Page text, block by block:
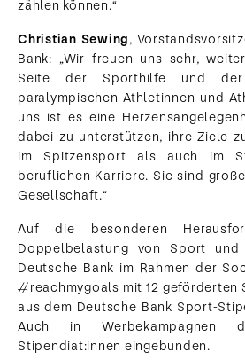
zählen können.“
Christian Sewing,
Bank: „Wir freuen uns sehr,
Seite der Sporthilfe und der
paralympischen Athletinnen und
uns ist es eine
dabei zu unterstützen, ihre Ziele
im Spitzensport als auch im
beruflichen Karriere. Sie sind
Gesellschaft.“
Auf die besonderen
Doppelbelastung von Sport
Deutsche Bank im Rahmen der
#reachmygoals mit 12 geförderten
aus dem Deutsche Bank Sport-
Auch in Werbekampagnen
Stipendiat:innen eingebunden.